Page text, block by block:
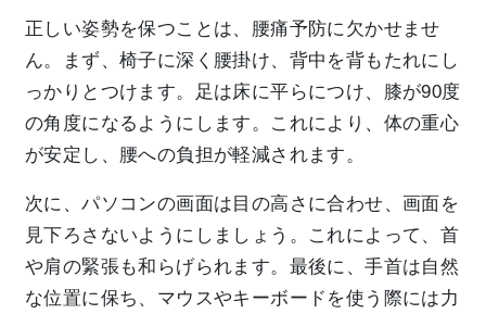
正しい姿勢を保つことは、腰痛予防に欠かせませ
ん。まず、椅子に深く腰掛け、背中を背もたれにし
っかりとつけます。足は床に平らにつけ、膝が90度
の角度になるようにします。これにより、体の重心
が安定し、腰への負担が軽減されます。
次に、パソコンの画面は目の高さに合わせ、画面を
見下ろさないようにしましょう。これによって、首
や肩の緊張も和らげられます。最後に、手首は自然
な位置に保ち、マウスやキーボードを使う際には力